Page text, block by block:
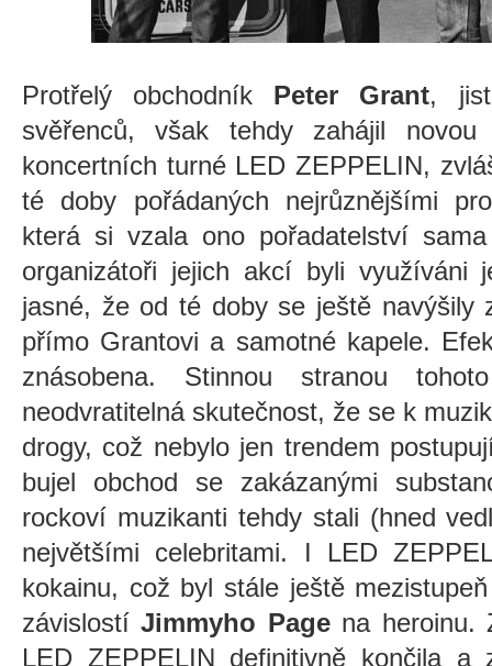
Protřelý obchodník Peter Grant,
svěřenců, však tehdy zahájil novou
koncertních turné LED ZEPPELIN,
té doby pořádaných nejrůznějšími
která si vzala ono pořadatelství
organizátoři jejich akcí byli využíváni
jasné, že od té doby se ještě navýšily
přímo Grantovi a samotné kapele.
znásobena. Stinnou stranou
neodvratitelná skutečnost, že se k
drogy, což nebylo jen trendem
bujel obchod se zakázanými
rockoví muzikanti tehdy stali (hned
největšími celebritami. I LED
kokainu, což byl stále ještě
závislostíJimmyho Page na heroinu.
LED ZEPPELIN definitivně končila